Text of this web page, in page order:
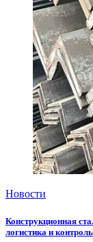
Новости
Конструкционная
логистика и